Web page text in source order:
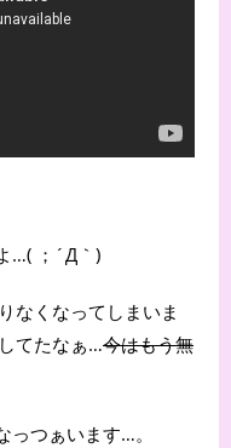
…( ；´Д｀)
なくなってしまいま
てたなぁ…今はもう無
つぁいます…。